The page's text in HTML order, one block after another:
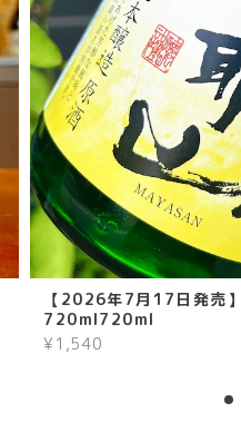
【2026年7月17日発
720ml720ml
¥1,540